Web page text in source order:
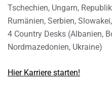
Tschechien, Ungarn,
Rumänien, Serbien,
4 Country Desks (Albanien,
Nordmazedonien, Ukraine)
Hier Karriere starten!